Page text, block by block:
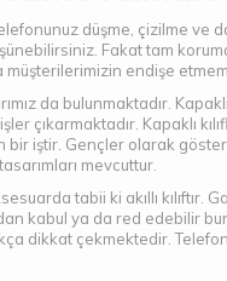
düşme, çizilme
Fakat tam
müşterilerimizin endişe
da bulunmaktadır.
çıkarmaktadır. Kapaklı
iştir. Gençler olarak
mevcuttur.
tabii ki akıllı kılıftır.
kabul ya da red edebilir
çekmektedir.